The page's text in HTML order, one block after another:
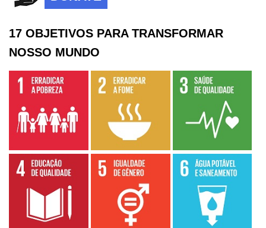
17 OBJETIVOS PARA TRANSFORMAR
NOSSO MUNDO